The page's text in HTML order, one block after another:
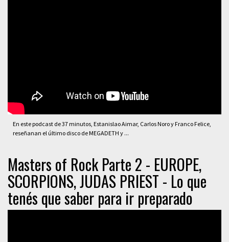
En este podcast de 37 minutos, Estanislao Aimar, Carlos Noro y Franco Felice,
reseñanan el último disco de MEGADETH y ...
Masters of Rock Parte 2 - EUROPE,
SCORPIONS, JUDAS PRIEST - Lo que
tenés que saber para ir preparado